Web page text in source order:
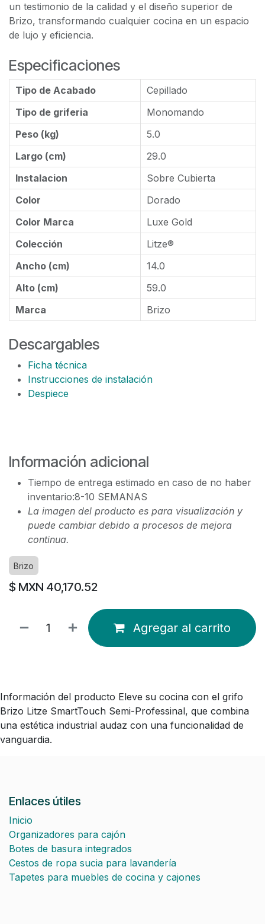
un testimonio de la calidad y el diseño superior de
Brizo, transformando cualquier cocina en un espacio
de lujo y eficiencia.
Especificaciones
Tipo de Acabado
Cepillado
Tipo de griferia
Monomando
Peso (kg)
5.0
Largo (cm)
29.0
Instalacion
Sobre Cubierta
Color
Dorado
Color Marca
Luxe Gold
Colección
Litze®
Ancho (cm)
14.0
Alto (cm)
59.0
Marca
Brizo
Descargables
Ficha técnica
Instrucciones de instalación
Despiece
Información adicional
Tiempo de entrega estimado en caso de no haber
inventario:8-10 SEMANAS
La imagen del producto es para visualización y
puede cambiar debido a procesos de mejora
continua.
Brizo
$ MXN 40,170.52
Agregar al carrito
Información del producto Eleve su cocina con el grifo
Brizo Litze SmartTouch Semi-Professinal, que combina
una estética industrial audaz con una funcionalidad de
vanguardia.
Enlaces útiles
Inicio
Organizadores para cajón
Botes de basura integrados
Cestos de ropa sucia para lavandería
Tapetes para muebles de cocina y cajones